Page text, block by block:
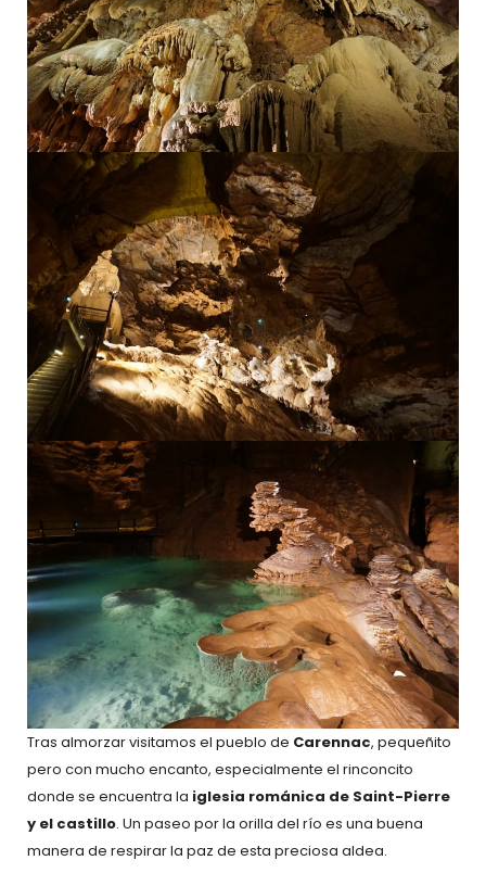
Tras almorzar visitamos el pueblo de Carennac, pequeñito
pero con mucho encanto, especialmente el rinconcito
donde se encuentra la iglesia románica de Saint-Pierre
y el castillo. Un paseo por la orilla del río es una buena
manera de respirar la paz de esta preciosa aldea.